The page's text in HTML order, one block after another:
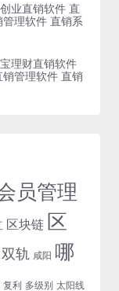
业直销软件 直
理软件 直销系
理财直销软件
管理软件 直销
员管理
区块链 区
双轨 咸阳 哪
复利 多级别 太阳线